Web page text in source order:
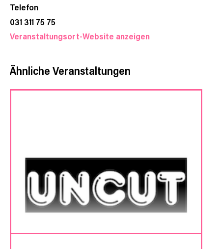
Telefon
031 311 75 75
Veranstaltungsort-Website anzeigen
Ähnliche Veranstaltungen